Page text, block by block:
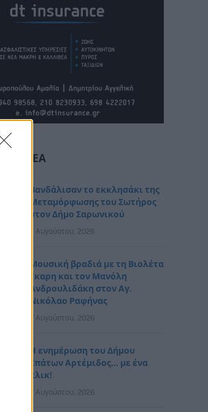
ΝΈΑ
Βανδάλισαν το εκκλησάκι της
Μεταμόρφωσης του Σωτήρος
στον Δήμο Σαρωνικού
7 Αυγούστου, 2026
Μουσική βραδιά με τη Βιολέτα
Ίκαρη και τον Μανόλη
Ανδρουλιδάκη στον Αγ.
Νικόλαο Ραφήνας
7 Αυγούστου, 2026
Η ενημέρωση του Δήμου
Σπάτων Αρτέμιδος… με ένα
κλικ!
7 Αυγούστου, 2026